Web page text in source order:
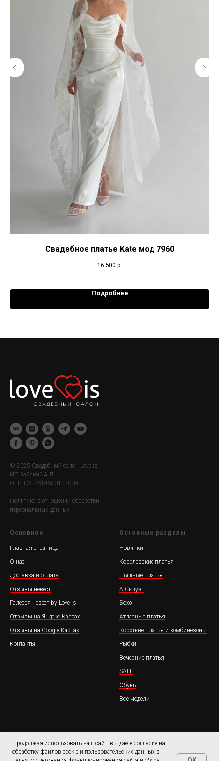
Свадебное платье Kate мод 7960
16 500 р.
Подробнее
© 2025 Свадебный салон Love is
ИП Райский А.Л.
ОГРН 317619600117009
Политика в отношении обработки
персональных данных
Основное
Главная страница
О нас
Доставка и оплата
Отзывы невест
Галерея невест by Love is
Отзывы на Яндекс.Картах
Отзывы на Google.Картах
Контакты
Основные разделы
Новинки
Королевские платья
Пышные платья
А-Силуэт
Бохо
Атласные платья
Короткие платья и комбинезоны
Рыбки
Вечерние платья
SALE
Обувь
Все модели
Продолжая использовать наш сайт, вы даете согласие на
обработку файлов cookie и пользовательских данных в